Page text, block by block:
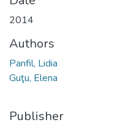
2014
Authors
Panfil, Lidia
Guţu, Elena
Publisher